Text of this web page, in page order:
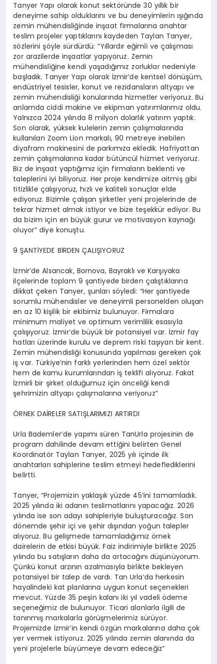
Tanyer Yapı olarak konut sektöründe 30 yıllık bir
deneyime sahip olduklarını ve bu deneyimlerin ışığında
zemin mühendisliğinde inşaat firmalarına anahtar
teslim projeler yaptıklarını kaydeden Taylan Tanyer,
sözlerini şöyle sürdürdü: “Yıllardır eğimli ve çalışması
zor arazilerde inşaatlar yapıyoruz. Zemin
mühendisliğine kendi yaşadığımız zorluklar nedeniyle
başladık. Tanyer Yapı olarak İzmir’de kentsel dönüşüm,
endüstriyel tesisler, konut ve rezidansların altyapı ve
zemin mühendisliği konularında hizmetler veriyoruz. Bu
anlamda ciddi makine ve ekipman yatırımlarımız oldu.
Yalnızca 2024 yılında 8 milyon dolarlık yatırım yaptık.
Son olarak, yüksek kulelerin zemin çalışmalarında
kullanılan Zoom Lion markalı, 90 metreye inebilen
diyafram makinesini de parkımıza ekledik. Hafriyattan
zemin çalışmalarına kadar bütüncül hizmet veriyoruz.
Biz de inşaat yaptığımız için firmaların beklenti ve
taleplerini iyi biliyoruz. Her proje kendimize aitmiş gibi
titizlikle çalışıyoruz, hızlı ve kaliteli sonuçlar elde
ediyoruz. Bizimle çalışan şirketler yeni projelerinde de
tekrar hizmet almak istiyor ve bize teşekkür ediyor. Bu
da bizim için en büyük gurur ve motivasyon kaynağı
oluyor” diye konuştu.
9 ŞANTİYEDE BİRDEN ÇALIŞIYORUZ
İzmir’de Alsancak, Bornova, Bayraklı ve Karşıyaka
ilçelerinde toplam 9 şantiyede birden çalıştıklarına
dikkat çeken Tanyer, şunları söyledi: “Her şantiyede
sorumlu mühendisler ve deneyimli personelden oluşan
en az 10 kişilik bir ekibimiz bulunuyor. Firmalara
minimum maliyet ve optimum verimlilik esasıyla
çalışıyoruz. İzmir’de büyük bir potansiyel var. İzmir fay
hatları üzerinde kurulu ve deprem riski taşıyan bir kent.
Zemin mühendisliği konusunda yapılması gereken çok
iş var. Türkiye’nin farklı yerlerinden hem özel sektör
hem de kamu kurumlarından iş teklifi alıyoruz. Fakat
İzmirli bir şirket olduğumuz için önceliği kendi
şehrimizin altyapı çalışmalarına veriyoruz”
ÖRNEK DAİRELER SATIŞLARIMIZI ARTIRDI
Urla Bademler’de yapımı süren TanUrla projesinin de
program dahilinde devam ettiğini belirten Genel
Koordinatör Taylan Tanyer, 2025 yılı içinde ilk
anahtarları sahiplerine teslim etmeyi hedeflediklerini
belirtti.
Tanyer, “Projemizin yaklaşık yüzde 45’ini tamamladık.
2025 yılında iki adanın teslimatlarını yapacağız. 2026
yılında ise son adayı sahipleriyle buluşturacağız. Son
dönemde şehir içi ve şehir dışından yoğun talepler
alıyoruz. Bu gelişmede tamamladığımız örnek
dairelerin de etkisi büyük. Faiz indirimiyle birlikte 2025
yılında bu satışların daha da artacağını düşünüyorum.
Çünkü konut arzının azalmasıyla birlikte bekleyen
potansiyel bir talep de vardı. Tan Urla’da herkesin
hayalindeki kat planlarına uygun konut seçenekleri
mevcut. Yüzde 35 peşin kalanı iki yıl vadeli ödeme
seçeneğimiz de bulunuyor. Ticari alanlarla ilgili de
tanınmış markalarla görüşmelerimiz sürüyor.
Projemizde İzmir’in kendi özgün markalarına daha çok
yer vermek istiyoruz. 2025 yılında zemin alanında da
yeni projelerle büyümeye devam edeceğiz”